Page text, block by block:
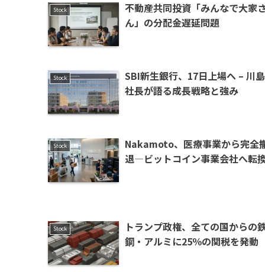
Stock
不動産共同投資「みんなで大家
ん」の分配金遅延問題
Stock
SBI新生銀行、17日上場へ – 川島
社長が語る成長戦略と強み
Stock
Nakamoto、医療事業から完全
退—ビットコイン事業会社へ転
Stock
トランプ政権、全ての国からの
鋼・アルミに25％の関税を発動